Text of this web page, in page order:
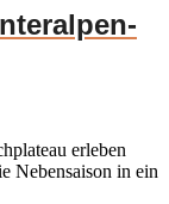
erleben
Nebensaison in ein